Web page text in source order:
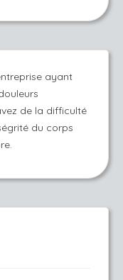
ayant
de la difficulté
du corps